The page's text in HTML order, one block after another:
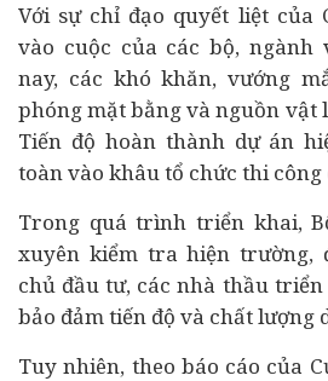
Với sự chỉ đạo quyết liệt của
vào cuộc của các bộ, ngành
nay, các khó khăn, vướng
phóng mặt bằng và nguồn vật
Tiến độ hoàn thành dự án
toàn vào khâu tổ chức thi công
Trong quá trình triển khai,
xuyên kiểm tra hiện trường,
chủ đầu tư, các nhà thầu
bảo đảm tiến độ và chất lượng
Tuy nhiên, theo báo cáo của